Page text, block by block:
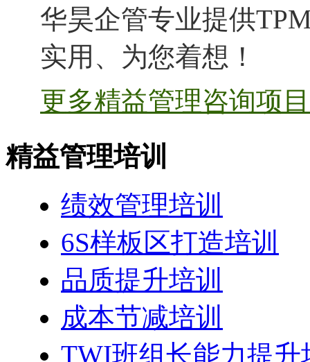
华昊企管专业提供
实用、为您着想！
更多精益管理咨询项
精益管理培训
绩效管理培训
6S样板区打造培训
品质提升培训
成本节减培训
TWI班组长能力提升